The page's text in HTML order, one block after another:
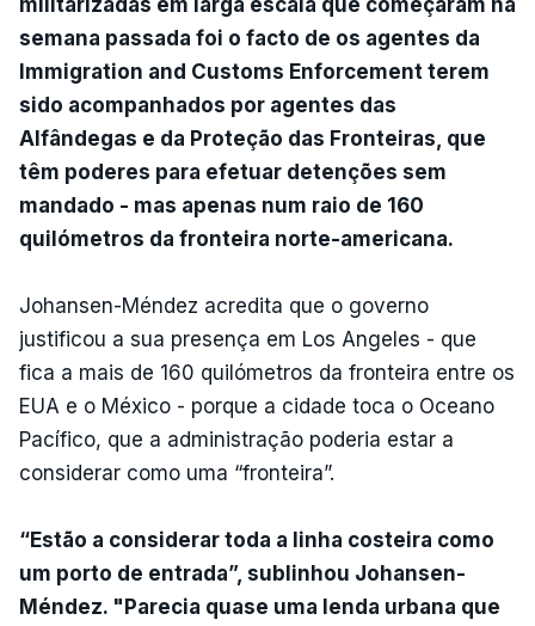
semana passada foi o facto de os agentes da
Immigration and Customs Enforcement terem
sido acompanhados por agentes das
Alfândegas e da Proteção das Fronteiras, que
têm poderes para efetuar detenções sem
mandado - mas apenas num raio de 160
quilómetros da fronteira norte-americana.
Johansen-Méndez acredita que o governo
justificou a sua presença em Los Angeles - que
fica a mais de 160 quilómetros da fronteira entre os
EUA e o México - porque a cidade toca o Oceano
Pacífico, que a administração poderia estar a
considerar como uma “fronteira”.
“Estão a considerar toda a linha costeira como
um porto de entrada”, sublinhou Johansen-
Méndez. "Parecia quase uma lenda urbana que